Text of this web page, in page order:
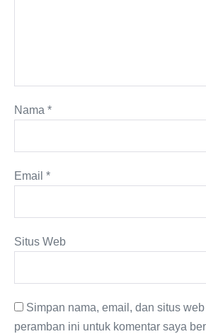
Nama *
Email *
Situs Web
Simpan nama, email, dan situs
peramban ini untuk komentar saya